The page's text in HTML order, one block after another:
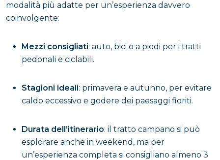
modalità più adatte per un’esperienza davvero
coinvolgente:
Mezzi consigliati: auto, bici o a piedi per i tratti
pedonali e ciclabili.
Stagioni ideali: primavera e autunno, per evitare
caldo eccessivo e godere dei paesaggi fioriti.
Durata dell’itinerario: il tratto campano si può
esplorare anche in weekend, ma per
un’esperienza completa si consigliano almeno 3